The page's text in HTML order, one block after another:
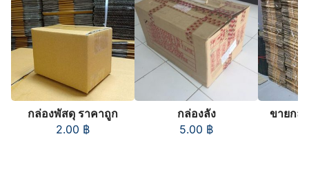
กล่องพัสดุ ราคาถูก
2.00 ฿
กล่องลัง
5.00 ฿
ขายกล่